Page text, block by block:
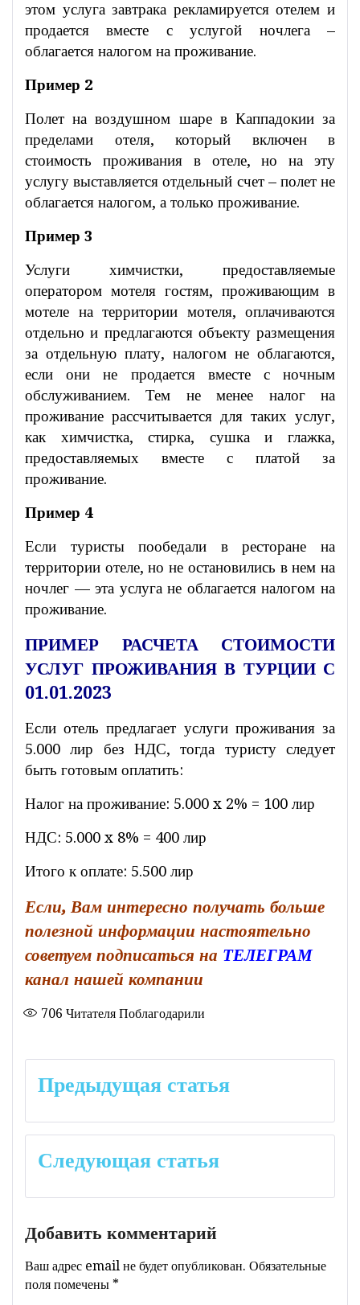
этом услуга завтрака рекламируется отелем и
продается вместе с услугой ночлега –
облагается налогом на проживание.
Пример 2
Полет на воздушном шаре в Каппадокии за
пределами отеля, который включен в
стоимость проживания в отеле, но на эту
услугу выставляется отдельный счет – полет не
облагается налогом, а только проживание.
Пример 3
Услуги химчистки, предоставляемые
оператором мотеля гостям, проживающим в
мотеле на территории мотеля, оплачиваются
отдельно и предлагаются объекту размещения
за отдельную плату, налогом не облагаются,
если они не продается вместе с ночным
обслуживанием. Тем не менее налог на
проживание рассчитывается для таких услуг,
как химчистка, стирка, сушка и глажка,
предоставляемых вместе с платой за
проживание.
Пример 4
Если туристы пообедали в ресторане на
территории отеле, но не остановились в нем на
ночлег — эта услуга не облагается налогом на
проживание.
ПРИМЕР РАСЧЕТА СТОИМОСТИ
УСЛУГ ПРОЖИВАНИЯ В ТУРЦИИ С
01.01.2023
Если отель предлагает услуги проживания за
5.000 лир без НДС, тогда туристу следует
быть готовым оплатить:
Налог на проживание: 5.000 x 2% = 100 лир
НДС: 5.000 x 8% = 400 лир
Итого к оплате: 5.500 лир
Если, Вам интересно получать больше
полезной информации настоятельно
советуем подписаться на ТЕЛЕГРАМ
канал нашей компании
706 Читателя Поблагодарили
поПредыдущая статья
Следующая статья
Добавить комментарий
Ваш адрес email не будет опубликован. Обязательные
поля помечены *